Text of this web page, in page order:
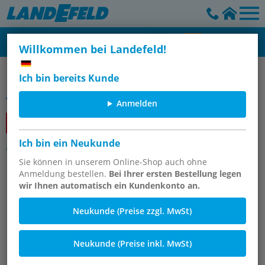
Willkommen bei Landefeld!
Ich bin bereits Kunde
Anmelden
Ich bin ein Neukunde
Sie können in unserem Online-Shop auch ohne
Anmeldung bestellen. Bei Ihrer ersten Bestellung legen
wir Ihnen automatisch ein Kundenkonto an.
Neukunde (Preise zzgl. MwSt)
Neukunde (Preise inkl. MwSt)
OKS-Wartungsprodukte
Artikelgruppe
OKS 1360/1361 - Silikon-Trennmittel